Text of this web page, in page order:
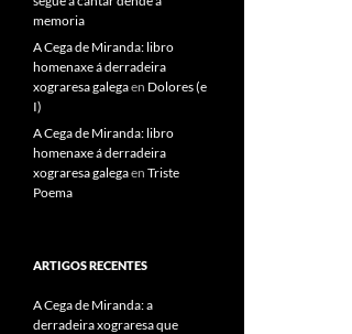
memoria
A Cega de Miranda: libro
homenaxe á derradeira
xograresa galegaen Dolores (e
I)
A Cega de Miranda: libro
homenaxe á derradeira
xograresa galegaen Triste
Poema
ARTIGOS RECENTES
A Cega de Miranda: a
derradeira xograresa que